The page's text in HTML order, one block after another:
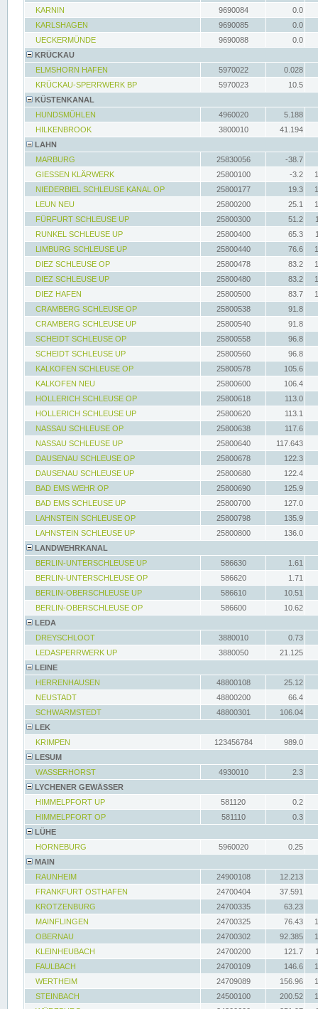
KARNIN
9690084
0.0
KARLSHAGEN
9690085
0.0
UECKERMÜNDE
9690088
0.0
KRÜCKAU
ELMSHORN HAFEN
5970022
0.028
KRÜCKAU-SPERRWERK BP
5970023
10.5
KÜSTENKANAL
HUNDSMÜHLEN
4960020
5.188
HILKENBROOK
3800010
41.194
LAHN
MARBURG
25830056
-38.7
GIESSEN KLÄRWERK
25800100 -3.2
NIEDERBIEL SCHLEUSE KANAL OP
25800177 19.3
LEUN NEU
25800200 25.1
FÜRFURT SCHLEUSE UP
25800300 51.2
RUNKEL SCHLEUSE UP
25800400 65.3
LIMBURG SCHLEUSE UP
25800440 76.6
DIEZ SCHLEUSE OP
25800478 83.2
DIEZ SCHLEUSE UP
25800480 83.2
DIEZ HAFEN
25800500 83.7
CRAMBERG SCHLEUSE OP
25800538
91.8
CRAMBERG SCHLEUSE UP
25800540
91.8
SCHEIDT SCHLEUSE OP
25800558
96.8
SCHEIDT SCHLEUSE UP
25800560
96.8
KALKOFEN SCHLEUSE OP
25800578
105.6
KALKOFEN NEU
25800600
106.4
HOLLERICH SCHLEUSE OP
25800618
113.0
HOLLERICH SCHLEUSE UP
25800620
113.1
NASSAU SCHLEUSE OP
25800638
117.6
NASSAU SCHLEUSE UP
25800640
117.643
DAUSENAU SCHLEUSE OP
25800678
122.3
DAUSENAU SCHLEUSE UP
25800680
122.4
BAD EMS WEHR OP
25800690
125.9
BAD EMS SCHLEUSE UP
25800700
127.0
LAHNSTEIN SCHLEUSE OP
25800798
135.9
LAHNSTEIN SCHLEUSE UP
25800800
136.0
LANDWEHRKANAL
BERLIN-UNTERSCHLEUSE UP
586630
1.61
BERLIN-UNTERSCHLEUSE OP
586620
1.71
BERLIN-OBERSCHLEUSE UP
586610
10.51
BERLIN-OBERSCHLEUSE OP
586600
10.62
LEDA
DREYSCHLOOT
3880010
0.73
LEDASPERRWERK UP
3880050
21.125
LEINE
HERRENHAUSEN
48800108
25.12
NEUSTADT
48800200
66.4
SCHWARMSTEDT
48800301
106.04
LEK
KRIMPEN
123456784
989.0
LESUM
WASSERHORST
4930010
2.3
LYCHENER GEWÄSSER
HIMMELPFORT UP
581120
0.2
HIMMELPFORT OP
581110
0.3
LÜHE
HORNEBURG
5960020
0.25
MAIN
RAUNHEIM
24900108
12.213
FRANKFURT OSTHAFEN
24700404
37.591
KROTZENBURG
24700335
63.23
MAINFLINGEN
24700325 76.43
OBERNAU
24700302 92.385
KLEINHEUBACH
24700200 121.7
FAULBACH
24700109 146.6
WERTHEIM
24709089 156.96
STEINBACH
24500100 200.52